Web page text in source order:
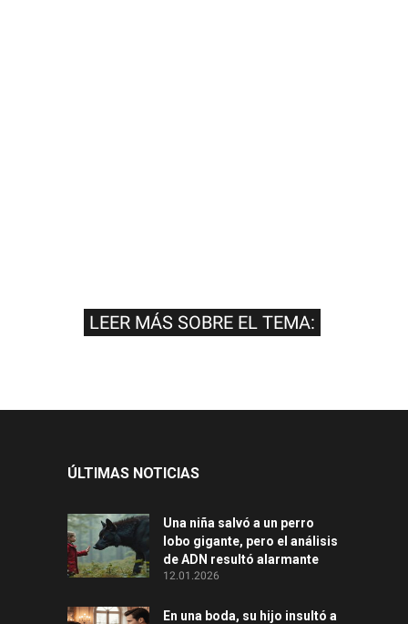
LEER MÁS SOBRE EL TEMA:
ÚLTIMAS NOTICIAS
Una niña salvó a un perro
lobo gigante, pero el análisis
de ADN resultó alarmante
12.01.2026
En una boda, su hijo insultó a